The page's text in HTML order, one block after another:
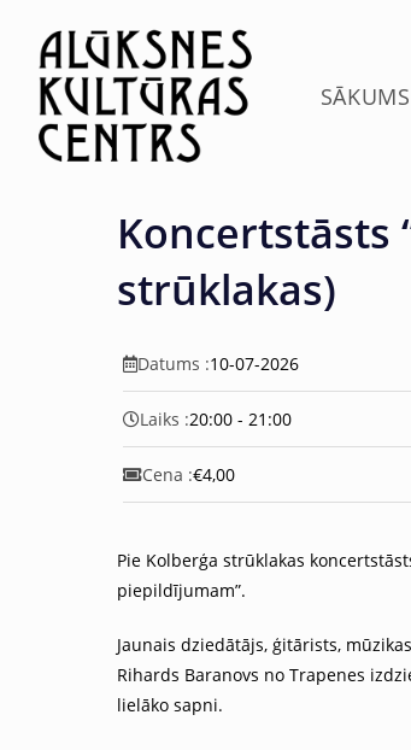
SĀKUMS
Koncertstāsts
strūklakas)
Datums :10-07-2026
Laiks :20:00 - 21:00
Cena :€4,00
Pie Kolberģa strūklakas
piepildījumam”.
Jaunais dziedātājs, ģitārists,
Rihards Baranovs no Trapenes
lielāko sapni.